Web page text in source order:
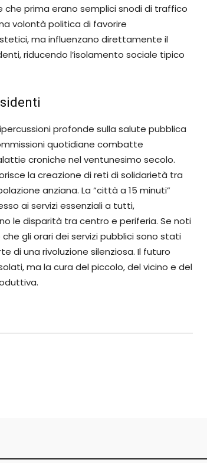
che prima erano semplici snodi di traffico
volontà politica di favorire
ma influenzano direttamente il
riducendo l’isolamento sociale tipico
profonde sulla salute pubblica
quotidiane combatte
croniche nel ventunesimo secolo.
la creazione di reti di solidarietà tra
anziana. La “città a 15 minuti”
ai servizi essenziali a tutti,
le disparità tra centro e periferia. Se noti
gli orari dei servizi pubblici sono stati
di una rivoluzione silenziosa. Il futuro
ma la cura del piccolo, del vicino e del